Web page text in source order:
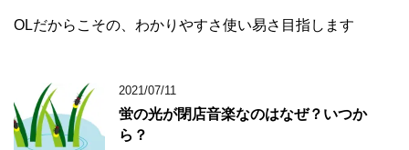
OLだからこその、わかりやすさ使い易さ目指します
2021/07/11
蛍の光が閉店音楽なのはなぜ？いつか
ら？